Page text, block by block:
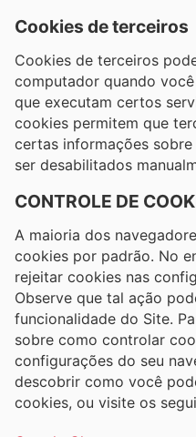
Cookies de terceiros
Cookies de terceiros
computador quando
que executam certos
cookies permitem que
certas informações
ser desabilitados
CONTROLE DE
A maioria dos
cookies por padrão. No
rejeitar cookies nas
Observe que tal ação
funcionalidade do Site.
sobre como controlar
configurações do seu
descobrir como você
cookies, ou visite os